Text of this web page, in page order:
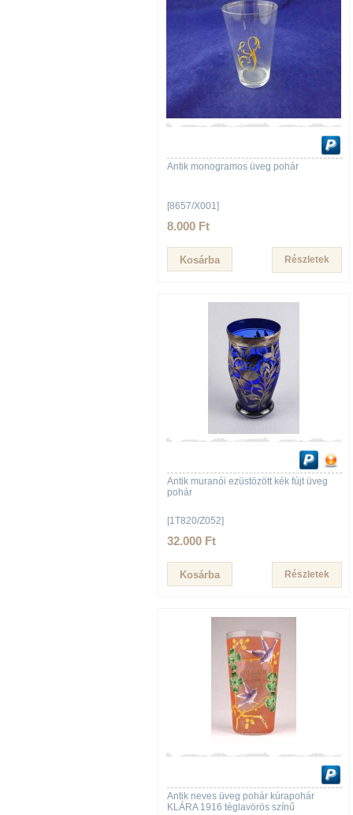
Antik monogramos üveg pohár
[8657/X001]
8.000 Ft
Részletek
Antik muranói ezüstözött kék fújt üveg
pohár
[1T820/Z052]
32.000 Ft
Részletek
Antik neves üveg pohár kúrapohár
KLÁRA 1916 téglavörös színű